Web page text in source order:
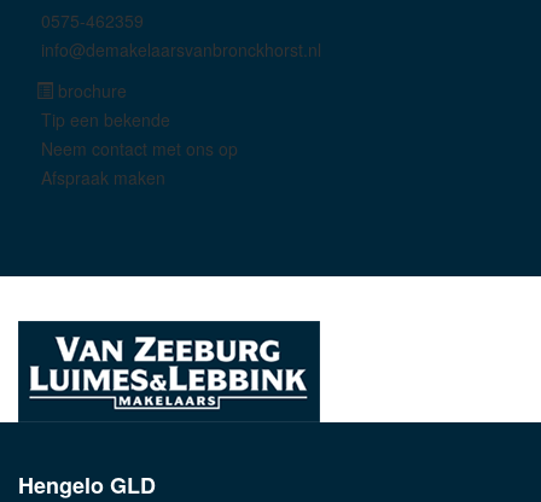
0575-462359
info@demakelaarsvanbronckhorst.nl
brochure
Tip een bekende
Neem contact met ons op
Afspraak maken
Hengelo GLD